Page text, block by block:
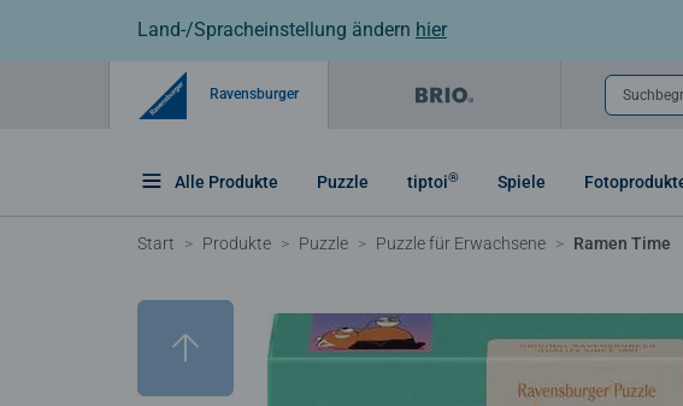
Land-/Spracheinstellung ändern hier
Ravensburger
Alle Produkte Puzzle tiptoi® Spiele
Start Produkte Puzzle Puzzle für Erwachsene Ramen Time